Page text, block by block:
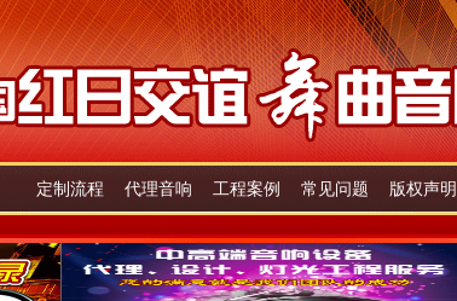
定制流程 代理音响 工程案例 常见问题 版权声明